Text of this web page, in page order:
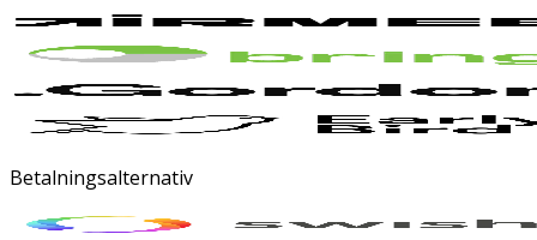
Betalningsalternativ